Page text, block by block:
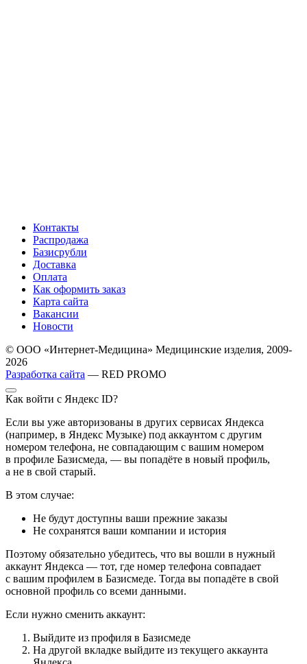
Контакты
Распродажа
Базисрубли
Доставка
Оплата
Как оформить заказ
Карта сайта
Вакансии
Новости
© ООО «Интернет-Медицина» Медицинские изделия, 2009-
2026
Разработка сайта — RED PROMO
Как войти с Яндекс ID?
Если вы уже авторизованы в других сервисах Яндекса
(например, в Яндекс Музыке) под аккаунтом с другим
номером телефона, не совпадающим с вашим номером
в профиле Базисмеда, — вы попадёте в новый профиль,
а не в свой старый.
В этом случае:
Не будут доступны ваши прежние заказы
Не сохранятся ваши компании и история
Поэтому обязательно убедитесь, что вы вошли в нужный
аккаунт Яндекса — тот, где номер телефона совпадает
с вашим профилем в Базисмеде. Тогда вы попадёте в свой
основной профиль со всеми данными.
Если нужно сменить аккаунт:
Выйдите из профиля в Базисмеде
На другой вкладке выйдите из текущего аккаунта